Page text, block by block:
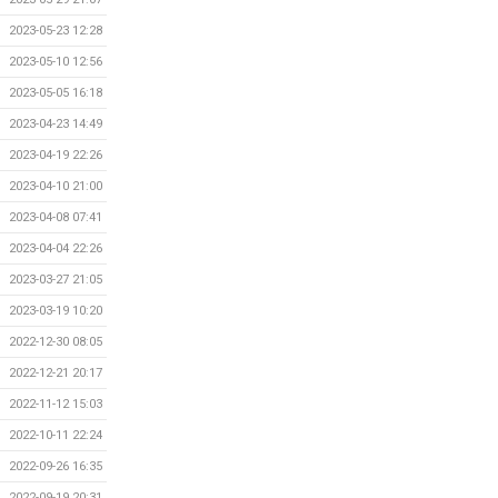
2023-05-23 12:28
2023-05-10 12:56
2023-05-05 16:18
2023-04-23 14:49
2023-04-19 22:26
2023-04-10 21:00
2023-04-08 07:41
2023-04-04 22:26
2023-03-27 21:05
2023-03-19 10:20
2022-12-30 08:05
2022-12-21 20:17
2022-11-12 15:03
2022-10-11 22:24
2022-09-26 16:35